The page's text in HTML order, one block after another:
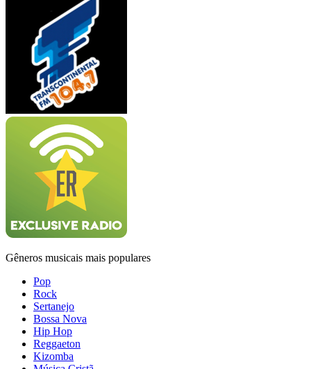
Gêneros musicais mais populares
Pop
Rock
Sertanejo
Bossa Nova
Hip Hop
Reggaeton
Kizomba